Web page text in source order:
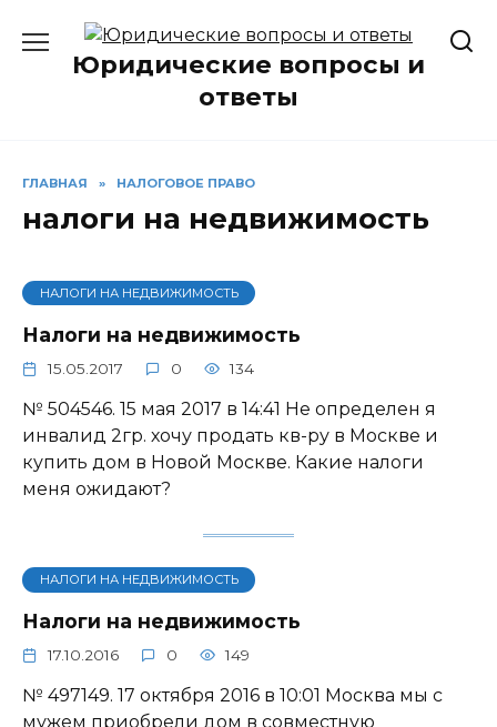
содержаниюЮридические вопросы и
ответы
ГЛАВНАЯ » НАЛОГОВОЕ ПРАВО
налоги на недвижимость
НАЛОГИ НА НЕДВИЖИМОСТЬ
Налоги на недвижимость
15.05.2017 0 134
№ 504546. 15 мая 2017 в 14:41 Не определен я
инвалид 2гр. хочу продать кв-ру в Москве и
купить дом в Новой Москве. Какие налоги
меня ожидают?
НАЛОГИ НА НЕДВИЖИМОСТЬ
Налоги на недвижимость
17.10.2016 0 149
№ 497149. 17 октября 2016 в 10:01 Москва мы с
мужем приобрели дом в совместную